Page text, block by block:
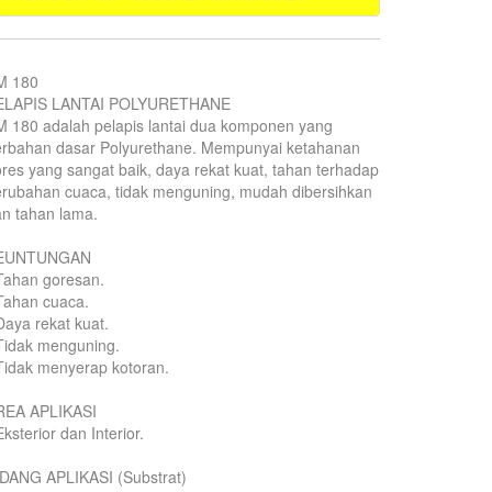
180
LANTAI POLYURETHANE
180 adalah pelapis lantai dua komponen yang
dasar Polyurethane. Mempunyai ketahanan
yang sangat baik, daya rekat kuat, tahan terhadap
cuaca, tidak menguning, mudah dibersihkan
tahan lama.
goresan.
cuaca.
rekat kuat.
menguning.
menyerap kotoran.
APLIKASI
dan Interior.
APLIKASI (Substrat)